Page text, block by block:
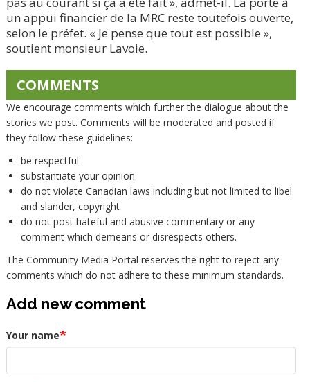
un appui financier de la MRC reste toutefois ouverte,
selon le préfet. « Je pense que tout est possible »,
soutient monsieur Lavoie.
COMMENTS
We encourage comments which further the dialogue about the
stories we post. Comments will be moderated and posted if
they follow these guidelines:
be respectful
substantiate your opinion
do not violate Canadian laws including but not limited to libel
and slander, copyright
do not post hateful and abusive commentary or any
comment which demeans or disrespects others.
The Community Media Portal reserves the right to reject any
comments which do not adhere to these minimum standards.
Add new comment
Your name